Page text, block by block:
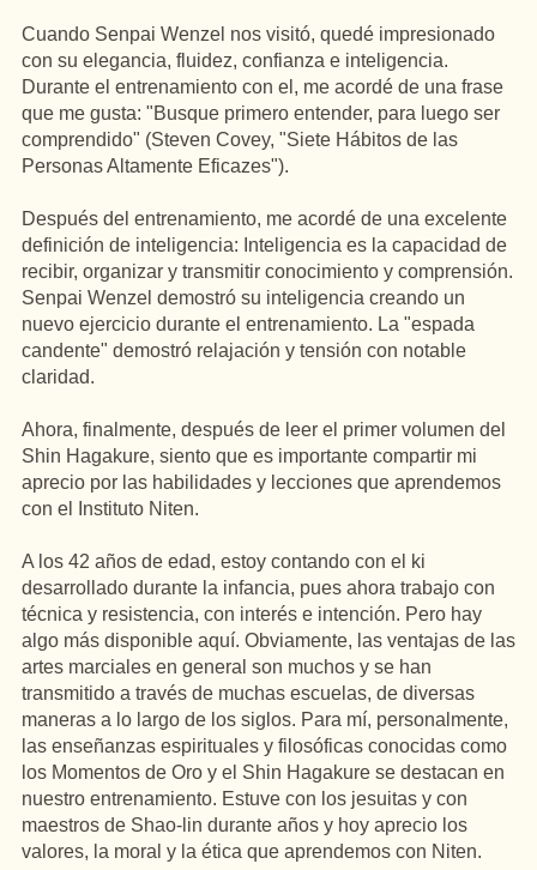
Cuando Senpai Wenzel nos visitó, quedé impresionado
con su elegancia, fluidez, confianza e inteligencia.
Durante el entrenamiento con el, me acordé de una frase
que me gusta: "Busque primero entender, para luego ser
comprendido" (Steven Covey, "Siete Hábitos de las
Personas Altamente Eficazes").
Después del entrenamiento, me acordé de una excelente
definición de inteligencia: Inteligencia es la capacidad de
recibir, organizar y transmitir conocimiento y comprensión.
Senpai Wenzel demostró su inteligencia creando un
nuevo ejercicio durante el entrenamiento. La "espada
candente" demostró relajación y tensión con notable
claridad.
Ahora, finalmente, después de leer el primer volumen del
Shin Hagakure, siento que es importante compartir mi
aprecio por las habilidades y lecciones que aprendemos
con el Instituto Niten.
A los 42 años de edad, estoy contando con el ki
desarrollado durante la infancia, pues ahora trabajo con
técnica y resistencia, con interés e intención. Pero hay
algo más disponible aquí. Obviamente, las ventajas de las
artes marciales en general son muchos y se han
transmitido a través de muchas escuelas, de diversas
maneras a lo largo de los siglos. Para mí, personalmente,
las enseñanzas espirituales y filosóficas conocidas como
los Momentos de Oro y el Shin Hagakure se destacan en
nuestro entrenamiento. Estuve con los jesuitas y con
maestros de Shao-lin durante años y hoy aprecio los
valores, la moral y la ética que aprendemos con Niten.